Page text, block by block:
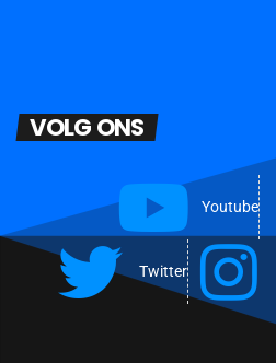
VOLG ONS
Youtube
Twitter